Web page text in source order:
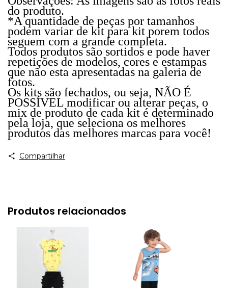
do produto.
*A quantidade de peças por tamanhos
podem variar de kit para kit porem todos
seguem com a grande completa.
Todos produtos são sortidos e pode haver
repetições de modelos, cores e estampas
que não esta apresentadas na galeria de
fotos.
Os kits são fechados, ou seja, NÃO É
POSSÍVEL modificar ou alterar peças, o
mix de produto de cada kit é determinado
pela loja, que seleciona os melhores
produtos das melhores marcas para você!
Compartilhar
Produtos relacionados